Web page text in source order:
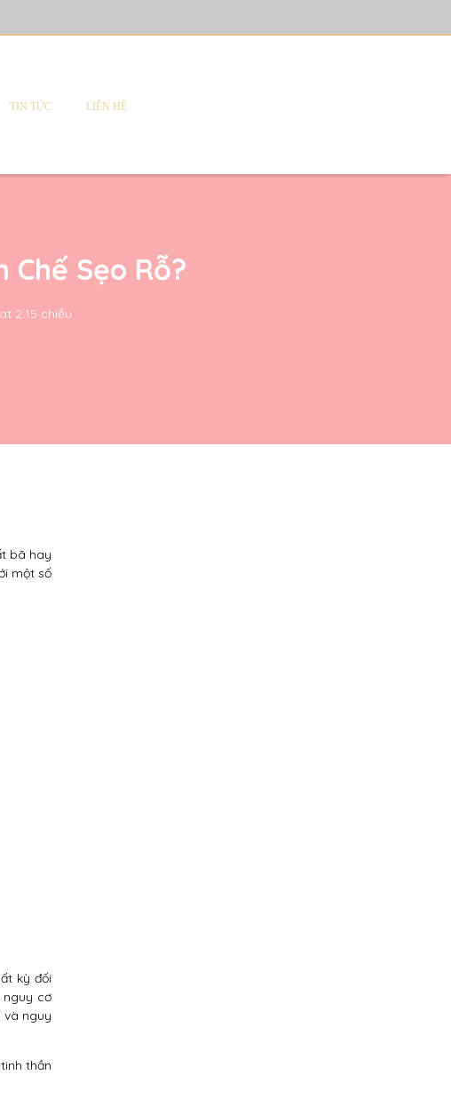
TIN TỨC LIÊN HỆ
Sẹo Rỗ?
2:15 chiều
bã hay
một số
kỳ đối
nguy cơ
và nguy
thần